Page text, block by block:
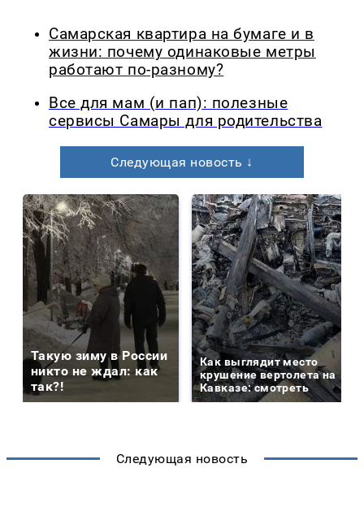
Самарская квартира на бумаге и в
жизни: почему одинаковые метры
работают по-разному?
Все для мам (и пап): полезные
сервисы Самары для родительства
Следующая новость ↓
Такую зиму в России
никто не ждал: как
так?!
Как выглядит место
крушение вертолета на
Кавказе: смотреть
Следующая новость